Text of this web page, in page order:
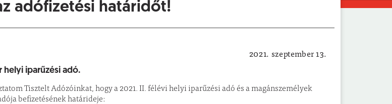
adófizetési határidőt!
Adóügyek
2021. szeptember 13.
helyi iparűzési adó.
Tisztelt Adózóinkat, hogy a 2021. II. félévi helyi iparűzési adó és a magánszemélyek
befizetésének határideje: